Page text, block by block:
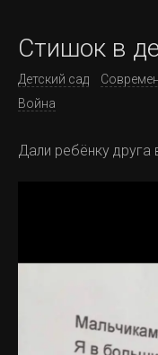
Стишок в
Детский сад
Война
Дали ребёнку друга